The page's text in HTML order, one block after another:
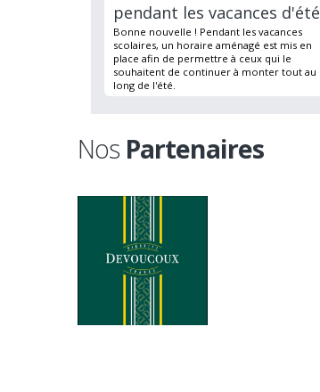
pendant les vacances d'été
Bonne nouvelle ! Pendant les vacances
scolaires, un horaire aménagé est mis en
place afin de permettre à ceux qui le
souhaitent de continuer à monter tout au
long de l'été.
Nos Partenaires